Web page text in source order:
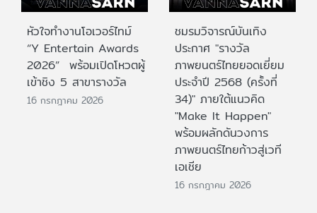
หัวใจทำงานโอเวอร์ไทม์
“Y Entertain Awards
2026” พร้อมเปิดโหวตผู้
เข้าชิง 5 สาขารางวัล
16 กรกฎาคม 2026
ชมรมวิจารณ์บันเทิง
ประกาศ "รางวัล
ภาพยนตร์ไทยยอดเยี่ยม
ประจําปี 2568 (ครั้งที่
34)" ภายใต้แนวคิด
"Make It Happen"
พร้อมผลักดันวงการ
ภาพยนตร์ไทยก้าวสู่เวที
เอเชีย
16 กรกฎาคม 2026